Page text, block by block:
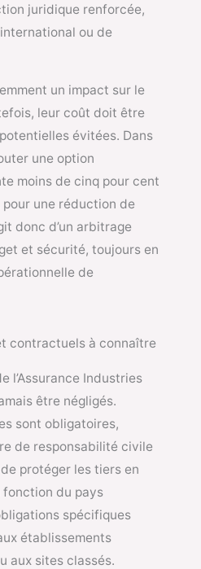
juridique renforcée,
ou de
un impact sur le
leur coût doit être
évitées. Dans
une option
moins de cinq pour cent
une réduction de
donc d’un arbitrage
et sécurité, toujours en
de
contractuels à connaître
l’Assurance Industries
être négligés.
sont obligatoires,
de responsabilité civile
protéger les tiers en
fonction du pays
spécifiques
établissements
aux sites classés.